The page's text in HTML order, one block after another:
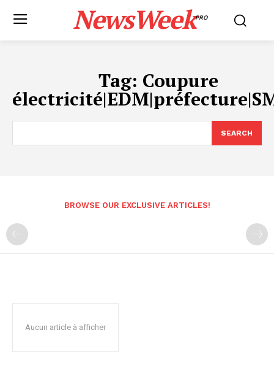
NewsWeekPRO
Tag: Coupure
SEARCH
BROWSE OUR EXCLUSIVE ARTICLES!
Aucun article à afficher